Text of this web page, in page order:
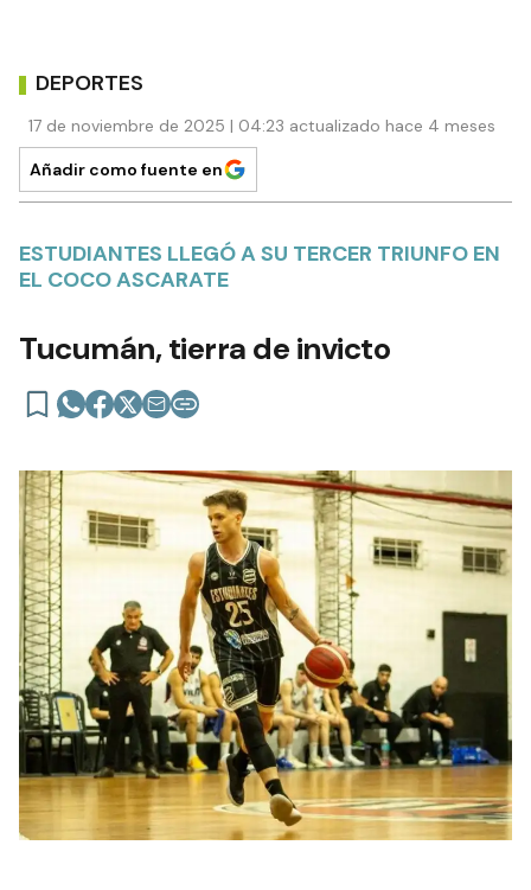
DEPORTES
17 de noviembre de 2025 | 04:23 actualizado hace 4 meses
Añadir como fuente en
ESTUDIANTES LLEGÓ A SU TERCER TRIUNFO EN
EL COCO ASCARATE
Tucumán, tierra de invicto